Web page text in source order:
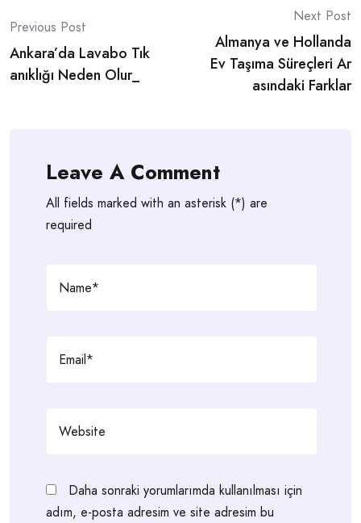
Post
navigation
Previous Post
Ankara’da Lavabo Tık
anıklığı Neden Olur_
Next Post
Almanya ve Hollanda
Ev Taşıma Süreçleri Ar
asındaki Farklar
Leave A Comment
All fields marked with an asterisk (*) are
required
Daha sonraki yorumlarımda kullanılması için
adım, e-posta adresim ve site adresim bu